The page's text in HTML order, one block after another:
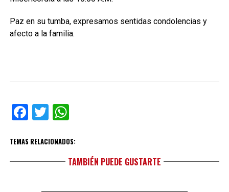
Paz en su tumba, expresamos sentidas condolencias y
afecto a la familia.
Facebook
TwitterWhatsApp
TEMAS RELACIONADOS:
TAMBIÉN PUEDE GUSTARTE